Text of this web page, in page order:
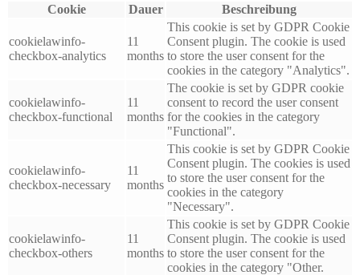
Cookie
Dauer Beschreibung
cookielawinfo-
checkbox-analytics
11
months
This cookie is set by GDPR Cookie
Consent plugin. The cookie is used
to store the user consent for the
cookies in the category "Analytics".
cookielawinfo-
checkbox-functional
11
months
The cookie is set by GDPR cookie
consent to record the user consent
for the cookies in the category
"Functional".
cookielawinfo-
checkbox-necessary
11
months
This cookie is set by GDPR Cookie
Consent plugin. The cookies is used
to store the user consent for the
cookies in the category
"Necessary".
cookielawinfo-
checkbox-others
11
months
This cookie is set by GDPR Cookie
Consent plugin. The cookie is used
to store the user consent for the
cookies in the category "Other.